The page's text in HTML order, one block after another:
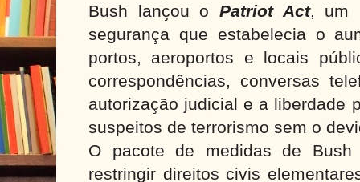
Bush lançou o Patriot Act, um
segurança que estabelecia o
portos, aeroportos e locais
correspondências, conversas
autorização judicial e a liberdade
suspeitos de terrorismo sem o
O pacote de medidas de
restringir direitos civis